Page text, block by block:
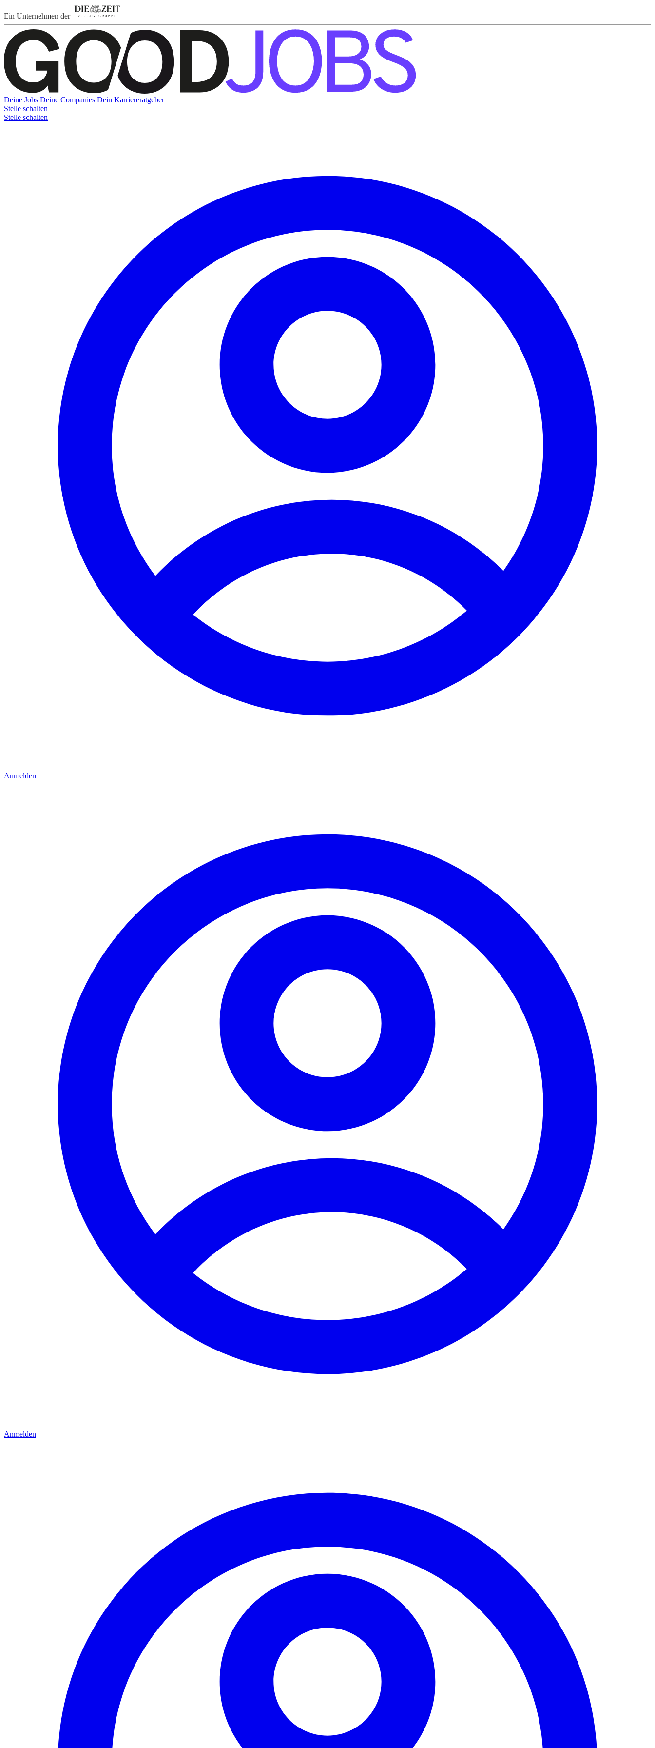
Ein Unternehmen der
Deine Jobs Deine Companies Dein Karriereratgeber
Stelle schalten
Stelle schalten
Anmelden
Anmelden